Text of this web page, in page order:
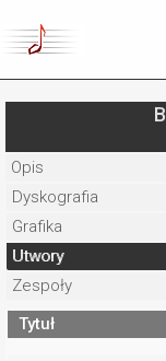
Opis
Dyskografia
Grafika
Utwory
Zespoły
Tytuł